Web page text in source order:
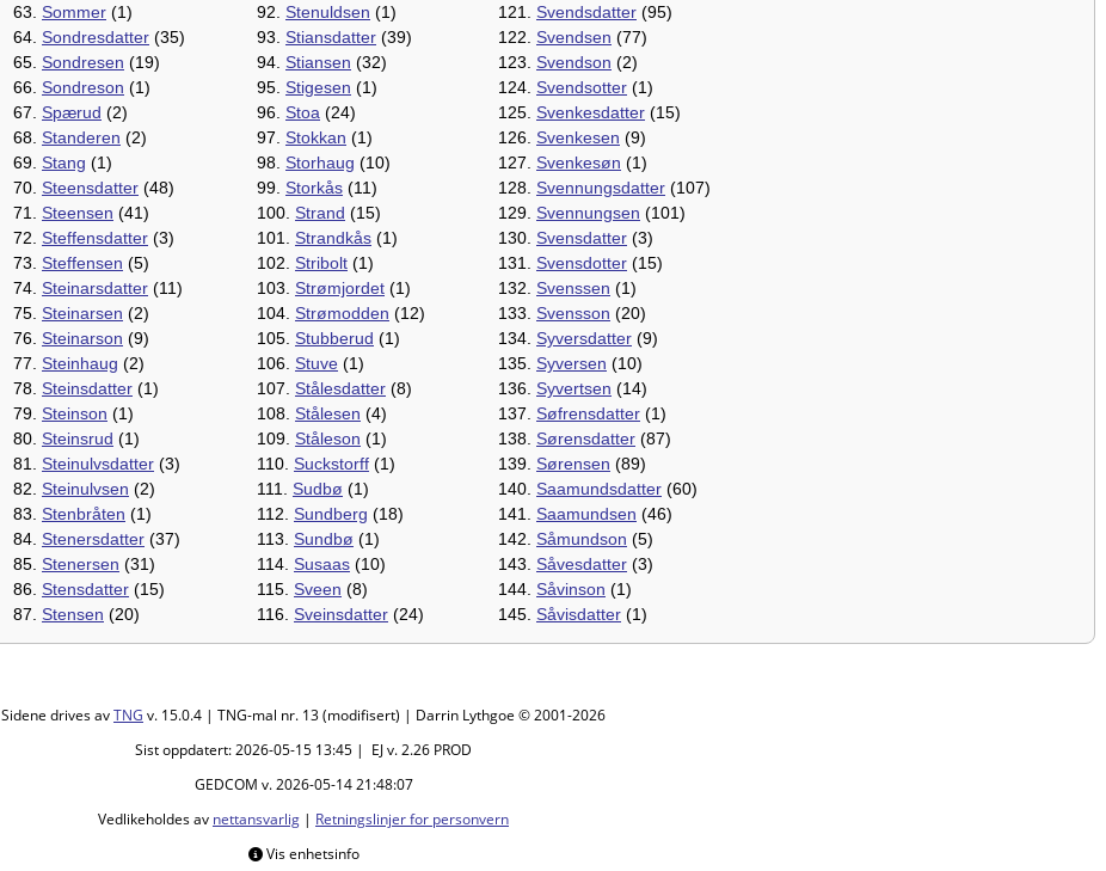
63. Sommer (1)
64. Sondresdatter (35)
65. Sondresen (19)
66. Sondreson (1)
67. Spærud (2)
68. Standeren (2)
69. Stang (1)
70. Steensdatter (48)
71. Steensen (41)
72. Steffensdatter (3)
73. Steffensen (5)
74. Steinarsdatter (11)
75. Steinarsen (2)
76. Steinarson (9)
77. Steinhaug (2)
78. Steinsdatter (1)
79. Steinson (1)
80. Steinsrud (1)
81. Steinulvsdatter (3)
82. Steinulvsen (2)
83. Stenbråten (1)
84. Stenersdatter (37)
85. Stenersen (31)
86. Stensdatter (15)
87. Stensen (20)
92. Stenuldsen (1)
93. Stiansdatter (39)
94. Stiansen (32)
95. Stigesen (1)
96. Stoa (24)
97. Stokkan (1)
98. Storhaug (10)
99. Storkås (11)
100. Strand (15)
101. Strandkås (1)
102. Stribolt (1)
103. Strømjordet (1)
104. Strømodden (12)
105. Stubberud (1)
106. Stuve (1)
107. Stålesdatter (8)
108. Stålesen (4)
109. Ståleson (1)
110. Suckstorff (1)
111. Sudbø (1)
112. Sundberg (18)
113. Sundbø (1)
114. Susaas (10)
115. Sveen (8)
116. Sveinsdatter (24)
121. Svendsdatter (95)
122. Svendsen (77)
123. Svendson (2)
124. Svendsotter (1)
125. Svenkesdatter (15)
126. Svenkesen (9)
127. Svenkesøn (1)
128. Svennungsdatter (107)
129. Svennungsen (101)
130. Svensdatter (3)
131. Svensdotter (15)
132. Svenssen (1)
133. Svensson (20)
134. Syversdatter (9)
135. Syversen (10)
136. Syvertsen (14)
137. Søfrensdatter (1)
138. Sørensdatter (87)
139. Sørensen (89)
140. Saamundsdatter (60)
141. Saamundsen (46)
142. Såmundson (5)
143. Såvesdatter (3)
144. Såvinson (1)
145. Såvisdatter (1)
Sidene drives avTNG v. 15.0.4 | TNG-mal nr. 13 (modifisert) | Darrin Lythgoe © 2001-2026
Sist oppdatert: 2026-05-15 13:45 | EJ v. 2.26 PROD
GEDCOM v. 2026-05-14 21:48:07
Vedlikeholdes av nettansvarlig | Retningslinjer for personvern
Vis enhetsinfo